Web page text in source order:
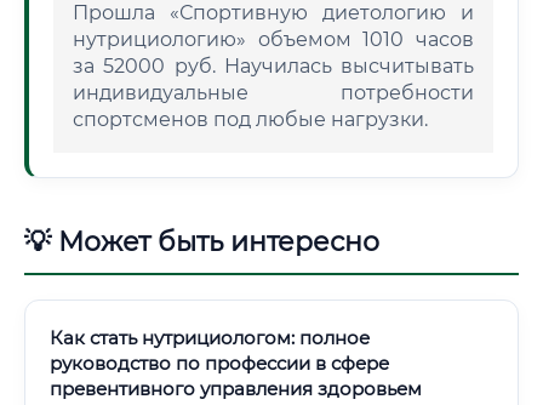
Прошла «Спортивную диетологию и
нутрициологию» объемом 1010 часов
за 52000 руб. Научилась высчитывать
индивидуальные потребности
спортсменов под любые нагрузки.
💡 Может быть интересно
Как стать нутрициологом: полное
руководство по профессии в сфере
превентивного управления здоровьем